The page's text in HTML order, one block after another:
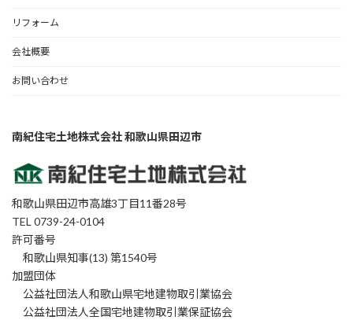
リフォーム
会社概要
お問い合わせ
南紀住宅土地株式会社 和歌山県田辺市
和歌山県田辺市高雄3丁目11番28号
TEL 0739-24-0104
許可番号
和歌山県知事(13) 第1540号
加盟団体
公益社団法人和歌山県宅地建物取引業協会
公益社団法人全国宅地建物取引業保証協会